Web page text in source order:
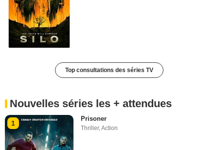
Top consultations des séries TV
Nouvelles séries les + attendues
1
Prisoner
Thriller,Action